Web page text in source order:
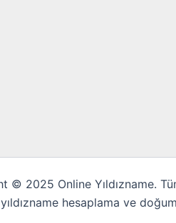
© 2025 Online Yıldızname.
hesaplama ve